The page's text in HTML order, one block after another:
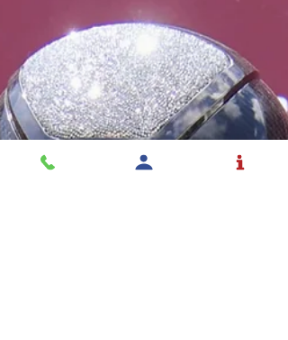
Daniel: un campeón del
golf , orgullo
Rochesteriano